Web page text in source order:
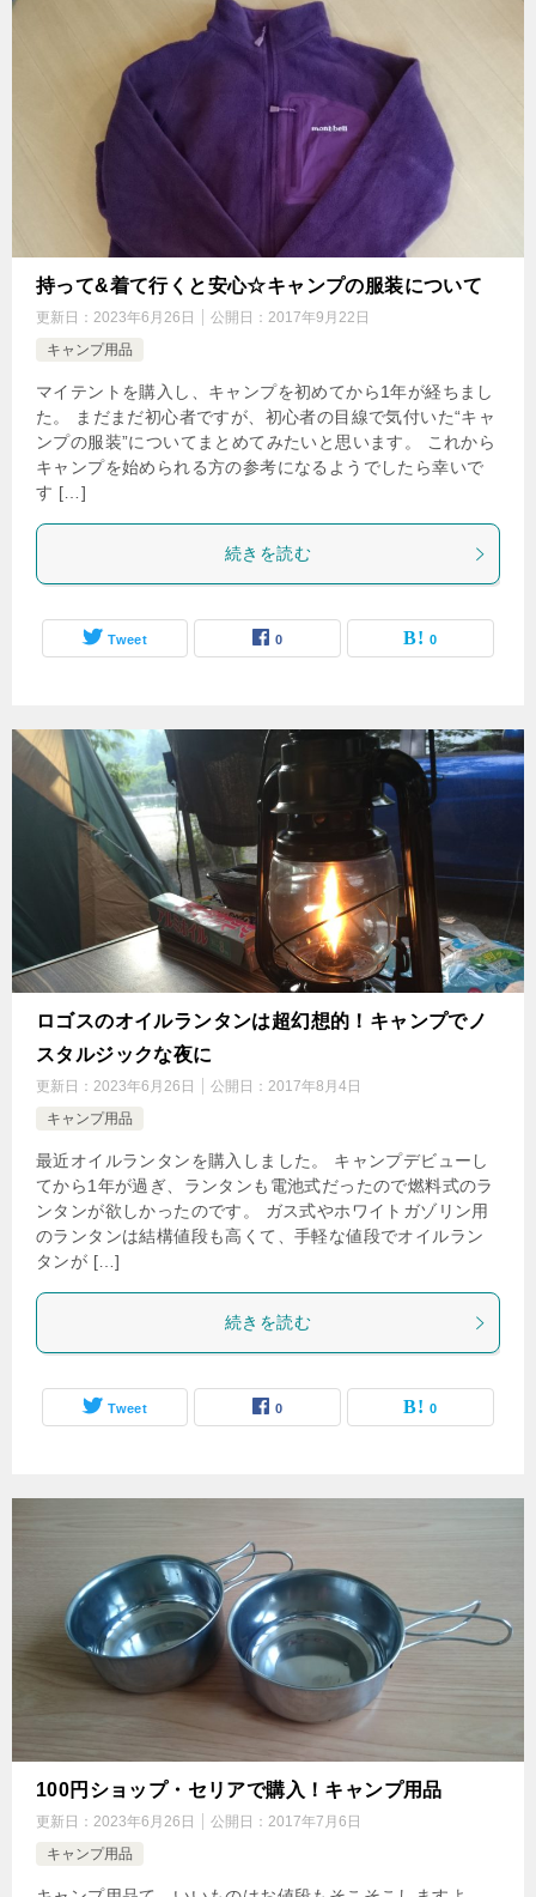
持って&着て行くと安心☆キャンプの服装について
更新日： 2023年6月26日 公開日： 2017年9月22日
キャンプ用品
マイテントを購入し、キャンプを初めてから1年が経ちまし
た。 まだまだ初心者ですが、初心者の目線で気付いた“キャ
ンプの服装”についてまとめてみたいと思います。 これから
キャンプを始められる方の参考になるようでしたら幸いで
す […]
続きを読む
Tweet 0 0
ロゴスのオイルランタンは超幻想的！キャンプでノ
スタルジックな夜に
更新日： 2023年6月26日 公開日： 2017年8月4日
キャンプ用品
最近オイルランタンを購入しました。 キャンプデビューし
てから1年が過ぎ、ランタンも電池式だったので燃料式のラ
ンタンが欲しかったのです。 ガス式やホワイトガゾリン用
のランタンは結構値段も高くて、手軽な値段でオイルラン
タンが […]
続きを読む
Tweet 0 0
100円ショップ・セリアで購入！キャンプ用品
更新日： 2023年6月26日 公開日： 2017年7月6日
キャンプ用品